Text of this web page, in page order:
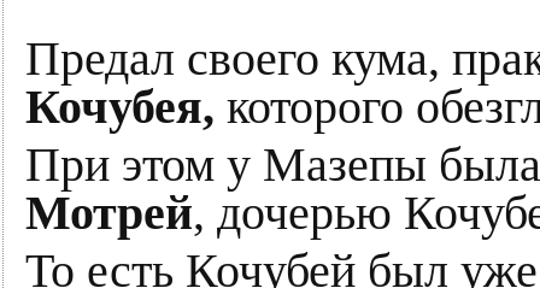
Предал своего кума,
Кочубея, которого
При этом у Мазепы была
Мотрей, дочерью
То есть Кочубей был